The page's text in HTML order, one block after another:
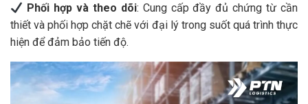
Phối hợp và theo dõi: Cung cấp đầy đủ chứng từ cần
thiết và phối hợp chặt chẽ với đại lý trong suốt quá trình thực
hiện để đảm bảo tiến độ.